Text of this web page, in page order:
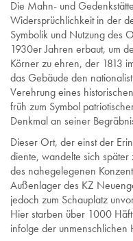
Die Mahn- und
Widersprüchlichkeit in der
Symbolik und Nutzung des
1930er Jahren erbaut, um
Körner zu ehren, der 1813
das Gebäude den
Verehrung eines
früh zum Symbol
Denkmal an seiner
Dieser Ort, der einst der
diente, wandelte sich
des nahegelegenen
Außenlager des KZ
jedoch zum Schauplatz
Hier starben über 1000
infolge der unmenschlichen